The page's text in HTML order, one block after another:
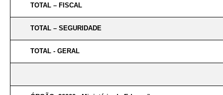
TOTAL – FISCAL
TOTAL – SEGURIDADE
TOTAL - GERAL